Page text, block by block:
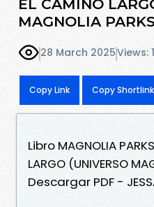
EL CAMINO
MAGNOLIA
28 March 2025Views:
Copy Link Copy Shortlink
Libro MAGNOLIA
LARGO (UNIVERSO
Descargar PDF -